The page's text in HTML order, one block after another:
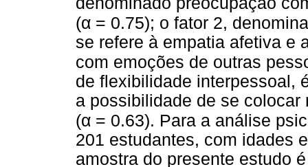
(α = 0.75); o fator 2,
se refere à empatia afetiva e
com emoções de outras
de flexibilidade interpessoal,
a possibilidade de se
(α = 0.63). Para a análise
201 estudantes, com idades
amostra do presente estudo